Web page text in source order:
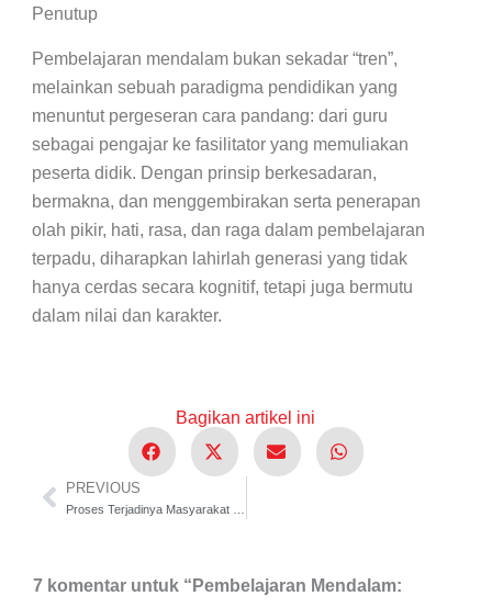
Penutup
Pembelajaran mendalam bukan sekadar “tren”,
melainkan sebuah paradigma pendidikan yang
menuntut pergeseran cara pandang: dari guru
sebagai pengajar ke fasilitator yang memuliakan
peserta didik. Dengan prinsip berkesadaran,
bermakna, dan menggembirakan serta penerapan
olah pikir, hati, rasa, dan raga dalam pembelajaran
terpadu, diharapkan lahirlah generasi yang tidak
hanya cerdas secara kognitif, tetapi juga bermutu
dalam nilai dan karakter.
Bagikan artikel ini
Prev
PREVIOUS
7 komentar untuk “Pembelajaran Mendalam: